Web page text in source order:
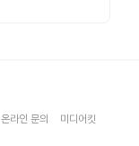
온라인 문의 미디어킷